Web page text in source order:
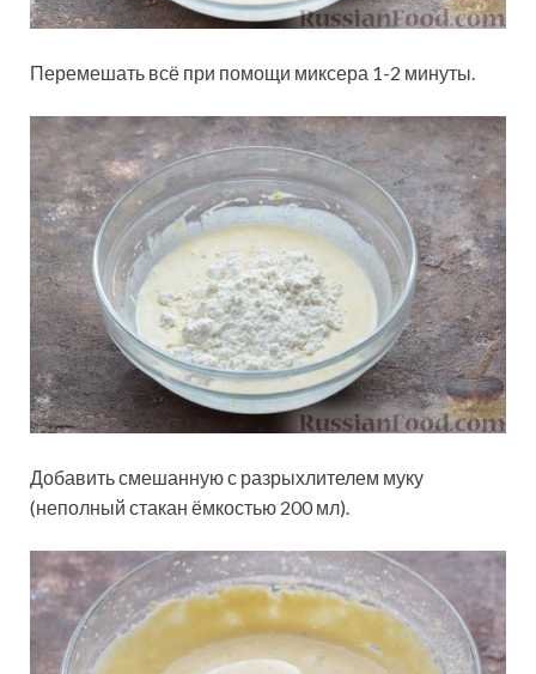
Перемешать всё при помощи миксера 1-2 минуты.
Добавить смешанную с разрыхлителем муку
(неполный стакан ёмкостью 200 мл).